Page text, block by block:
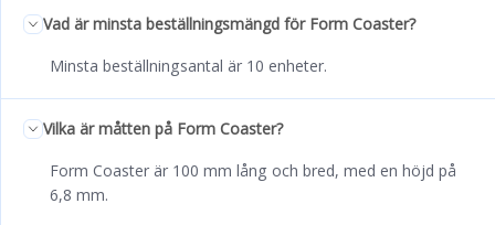
Vad är minsta beställningsmängd för Form Coaster?
Minsta beställningsantal är 10 enheter.
Vilka är måtten på Form Coaster?
Form Coaster är 100 mm lång och bred, med en höjd på
6,8 mm.